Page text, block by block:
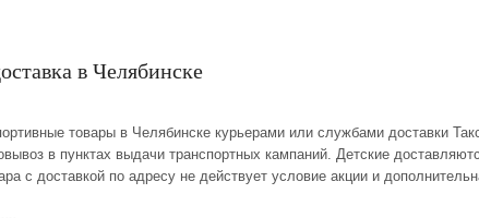
в Челябинске
товары в Челябинске курьерами или службами доставки
в пунктах выдачи транспортных кампаний. Детские
с доставкой по адресу не действует условие акции и